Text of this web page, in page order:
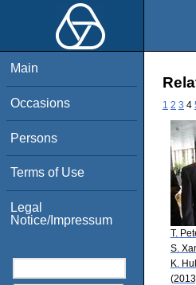
Main
Occasions
Persons
Terms of Use
Legal
Notice/Impressum
1 2 3 4
T.
S.
K.